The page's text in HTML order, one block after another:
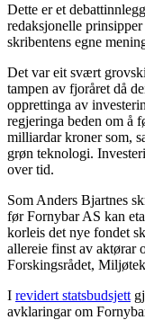
Dette er et
redaksjonelle
skribentens egne
Det var eit svært
tampen av fjoråret då
opprettinga av
regjeringa beden om å
milliardar kroner som,
grøn teknologi.
over tid.
Som Anders Bjartnes
før Fornybar AS kan
korleis det nye fondet
allereie finst av aktørar
Forskingsrådet,
I revidert statsbudsjett
avklaringar om